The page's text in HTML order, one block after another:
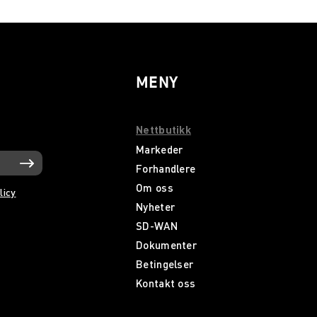
MENY
Nettbutikk
Markeder
Forhandlere
Om oss
Nyheter
SD-WAN
Dokumenter
Betingelser
Kontakt oss